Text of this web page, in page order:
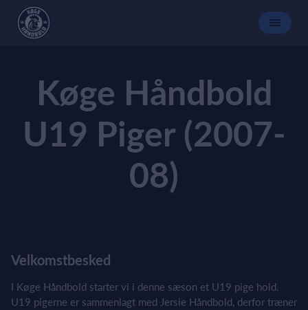
Køge Håndbold
U19 Piger (2007-
08)
Velkomstbesked
I Køge Håndbold starter vi i denne sæson et U19 pige hold.
U19 pigerne er sammenlagt med Jersie Håndbold, derfor træner